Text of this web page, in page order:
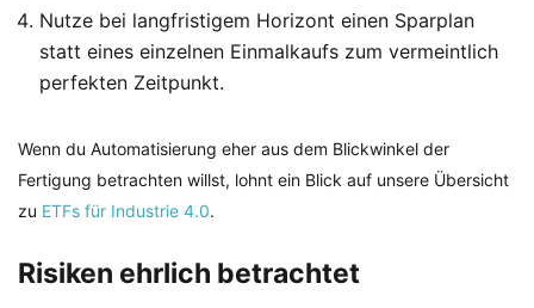
Nutze bei langfristigem Horizont einen Sparplan
statt eines einzelnen Einmalkaufs zum vermeintlich
perfekten Zeitpunkt.
Wenn du Automatisierung eher aus dem Blickwinkel der
Fertigung betrachten willst, lohnt ein Blick auf unsere Übersicht
zu ETFs für Industrie 4.0.
Risiken ehrlich betrachtet